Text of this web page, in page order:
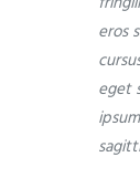
eros
eget